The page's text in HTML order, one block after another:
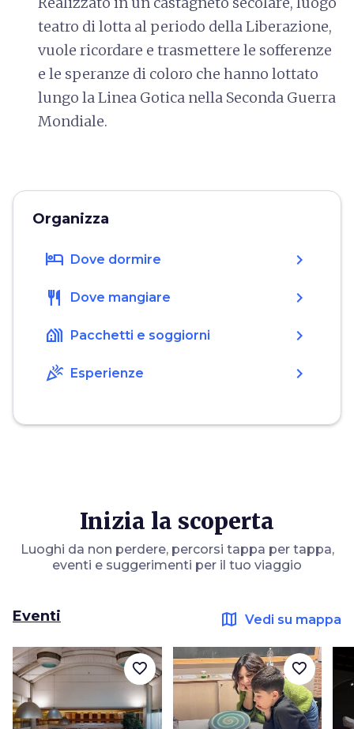
teatro di lotta al periodo della Liberazione,
vuole ricordare e trasmettere le sofferenze
e le speranze di coloro che hanno lottato
lungo la Linea Gotica nella Seconda Guerra
Mondiale.
Organizza
hotel Dove dormire chevron_right
restaurant Dove mangiare chevron_right
holiday_village Pacchetti e soggiorni chevron_right
celebration Esperienze chevron_right
Inizia la scoperta
Luoghi da non perdere, percorsi tappa per tappa,
eventi e suggerimenti per il tuo viaggio
Eventi map Vedi su mappa
favorite_border favorite_border